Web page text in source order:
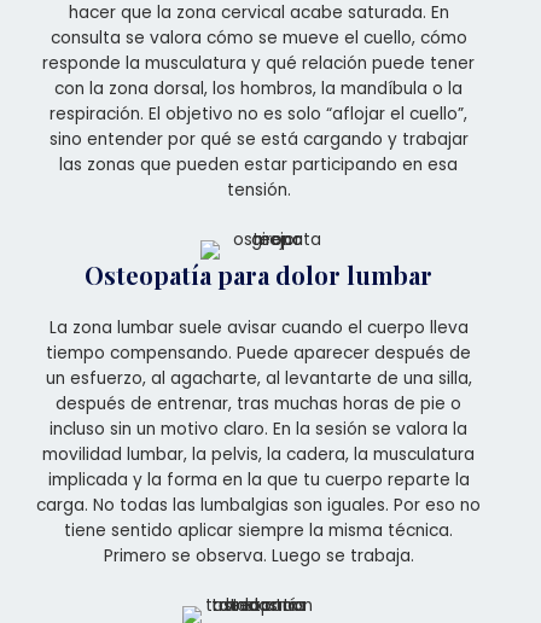
hacer que la zona cervical acabe saturada. En
consulta se valora cómo se mueve el cuello, cómo
responde la musculatura y qué relación puede tener
con la zona dorsal, los hombros, la mandíbula o la
respiración. El objetivo no es solo “aflojar el cuello”,
sino entender por qué se está cargando y trabajar
las zonas que pueden estar participando en esa
tensión.
Osteopatía para dolor lumbar
La zona lumbar suele avisar cuando el cuerpo lleva
tiempo compensando. Puede aparecer después de
un esfuerzo, al agacharte, al levantarte de una silla,
después de entrenar, tras muchas horas de pie o
incluso sin un motivo claro. En la sesión se valora la
movilidad lumbar, la pelvis, la cadera, la musculatura
implicada y la forma en la que tu cuerpo reparte la
carga. No todas las lumbalgias son iguales. Por eso no
tiene sentido aplicar siempre la misma técnica.
Primero se observa. Luego se trabaja.